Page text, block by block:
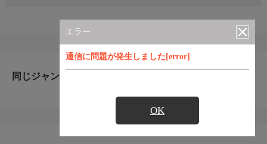
エラー
通信に問題が発生しました[error]
OK
同じジャンルのおすすめ番組